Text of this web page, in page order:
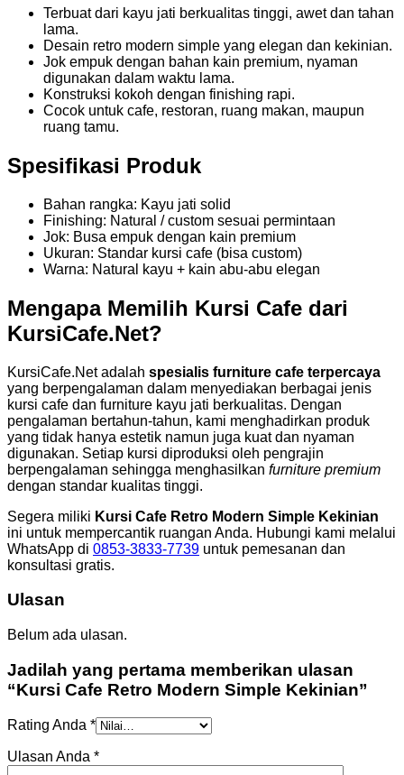
Terbuat dari kayu jati berkualitas tinggi, awet dan tahan
lama.
Desain retro modern simple yang elegan dan kekinian.
Jok empuk dengan bahan kain premium, nyaman
digunakan dalam waktu lama.
Konstruksi kokoh dengan finishing rapi.
Cocok untuk cafe, restoran, ruang makan, maupun
ruang tamu.
Spesifikasi Produk
Bahan rangka: Kayu jati solid
Finishing: Natural / custom sesuai permintaan
Jok: Busa empuk dengan kain premium
Ukuran: Standar kursi cafe (bisa custom)
Warna: Natural kayu + kain abu-abu elegan
Mengapa Memilih Kursi Cafe dari
KursiCafe.Net?
KursiCafe.Net adalah spesialis furniture cafe terpercaya
yang berpengalaman dalam menyediakan berbagai jenis
kursi cafe dan furniture kayu jati berkualitas. Dengan
pengalaman bertahun-tahun, kami menghadirkan produk
yang tidak hanya estetik namun juga kuat dan nyaman
digunakan. Setiap kursi diproduksi oleh pengrajin
berpengalaman sehingga menghasilkan furniture premium
dengan standar kualitas tinggi.
Segera miliki Kursi Cafe Retro Modern Simple Kekinian
ini untuk mempercantik ruangan Anda. Hubungi kami melalui
WhatsApp di 0853-3833-7739 untuk pemesanan dan
konsultasi gratis.
Ulasan
Belum ada ulasan.
Jadilah yang pertama memberikan ulasan
“Kursi Cafe Retro Modern Simple Kekinian”
Rating Anda *
Ulasan Anda *